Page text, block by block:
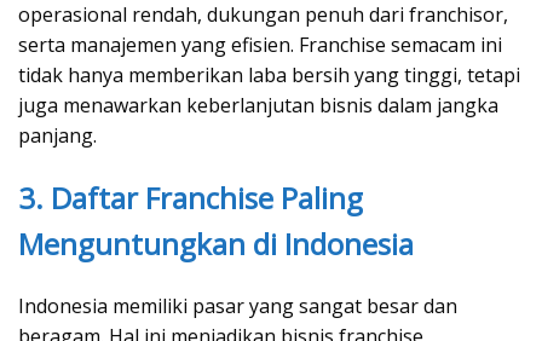
operasional rendah, dukungan penuh dari franchisor,
serta manajemen yang efisien. Franchise semacam ini
tidak hanya memberikan laba bersih yang tinggi, tetapi
juga menawarkan keberlanjutan bisnis dalam jangka
panjang.
3. Daftar Franchise Paling
Menguntungkan di Indonesia
Indonesia memiliki pasar yang sangat besar dan